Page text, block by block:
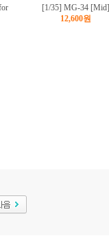
[1/35] MG-34 [Mid]
12,600원